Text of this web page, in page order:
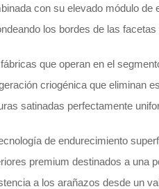
con su elevado módulo de
los bordes de las
que operan en el
criogénica que eliminan
satinadas perfectamente
de endurecimiento
premium destinados a una
a los arañazos desde un